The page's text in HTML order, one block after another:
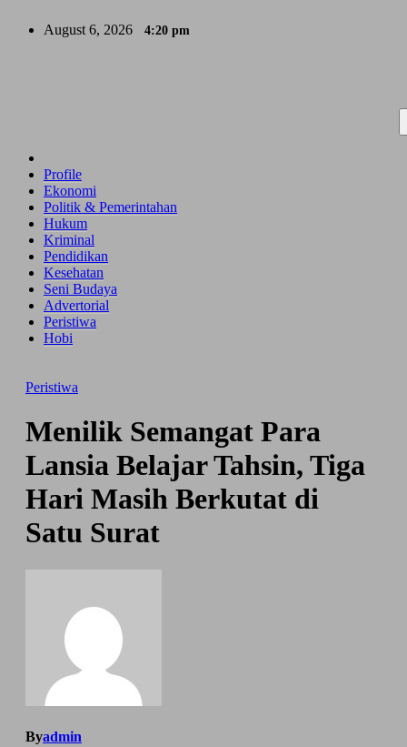
August 6, 2026 4:20 pm
Profile
Ekonomi
Politik & Pemerintahan
Hukum
Kriminal
Pendidikan
Kesehatan
Seni Budaya
Advertorial
Peristiwa
Hobi
Peristiwa
Menilik Semangat Para
Lansia Belajar Tahsin, Tiga
Hari Masih Berkutat di
Satu Surat
Byadmin